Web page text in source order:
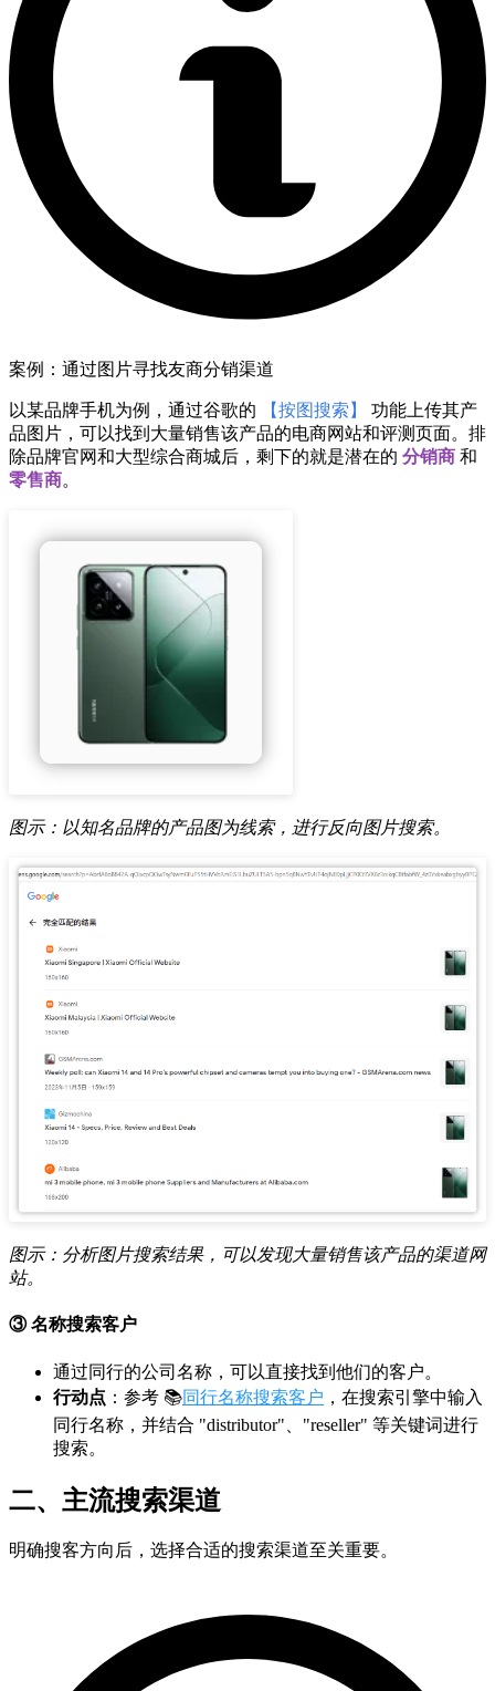
案例：通过图片寻找友商分销渠道
以某品牌手机为例，通过谷歌的 【按图搜索】
功能上传其产
品图片，可以找到大量销售该产品的电商网站和评测页面。排
除品牌官网和大型综合商城后，剩下的就是潜在的 分销商 和
零售商。
图示：以知名品牌的产品图为线索，进行反向图片搜索。
图示：分析图片搜索结果，可以发现大量销售该产品的渠道网
站。
③ 名称搜索客户
通过同行的公司名称，可以直接找到他们的客户。
行动点 ：参考 📚同行名称搜索客户 ，在搜索引擎中输入
同行名称，并结合 "distributor"、"reseller" 等关键词进行
搜索。
二、主流搜索渠道
明确搜客方向后，选择合适的搜索渠道至关重要。